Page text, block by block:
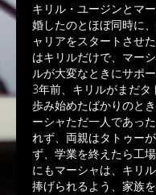
キリル・ユージンとマ
婚したのとほぼ同時に
ャリアをスタートさせ
はキリルだけで、マー
ルが大変なときにサポー
3年前、キリルがまだ
歩み始めたばかりのと
ーシャただ一人であっ
れず、両親はタトゥー
ず、学業を終えたら工
にもマーシャは、キリ
捧げられるよう、家族を